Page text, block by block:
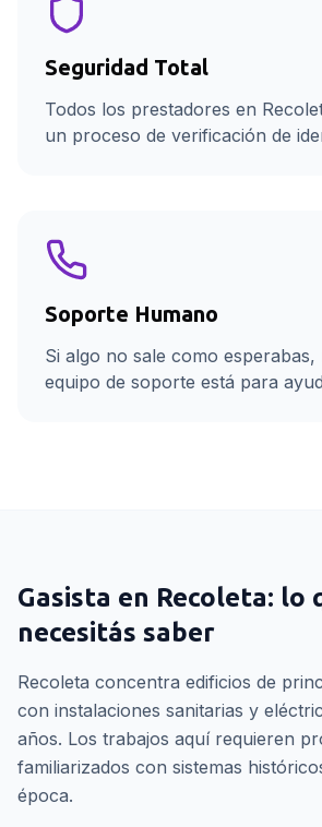
Seguridad Total
Todos los prestadores en
un proceso de verificación de
Soporte Humano
Si algo no sale como esperabas,
equipo de soporte está para
Gasista en Recoleta: lo
necesitás saber
Recoleta concentra edificios de
con instalaciones sanitarias y
años. Los trabajos aquí requieren
familiarizados con sistemas
época.